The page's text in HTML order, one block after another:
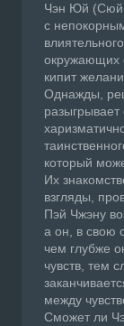
Чэн Юй (Сюй
с
окружающих
кипит
Однажды,
разыгрывает
который
Их
взгляды,
Пэй Чжэну
а он, в свою
чем глубже
чувств, тем
между
Сможет ли